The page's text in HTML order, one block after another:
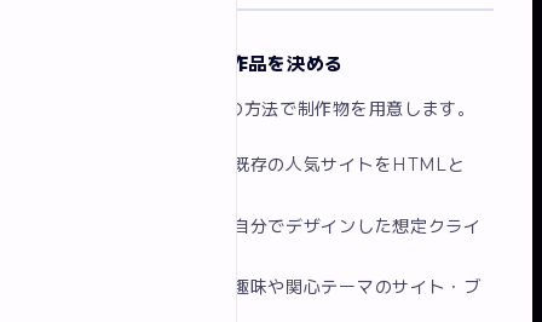
ステップ1：掲載する作品を決める
実績がない場合は以下の方法で制作物を用意します。
：既存の人気サイトをHTMLと
：自分でデザインした想定クライ
：趣味や関心テーマのサイト・ブ